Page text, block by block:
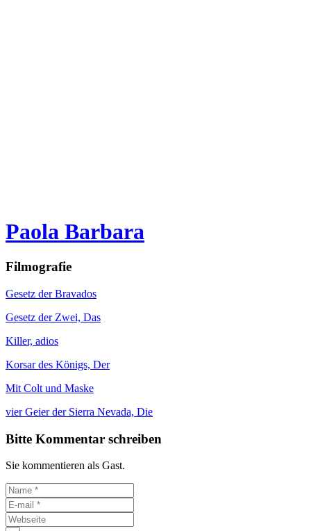
Paola Barbara
Filmografie
Gesetz der Bravados
Gesetz der Zwei, Das
Killer, adios
Korsar des Königs, Der
Mit Colt und Maske
vier Geier der Sierra Nevada, Die
Bitte Kommentar schreiben
Sie kommentieren als Gast.